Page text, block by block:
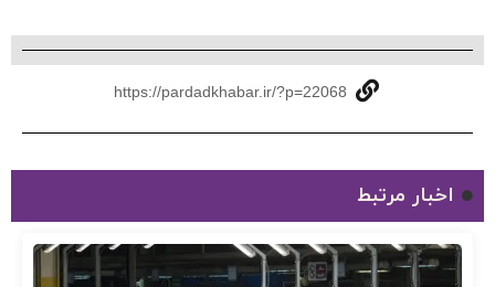
https://pardadkhabar.ir/?p=22068
اخبار مرتبط